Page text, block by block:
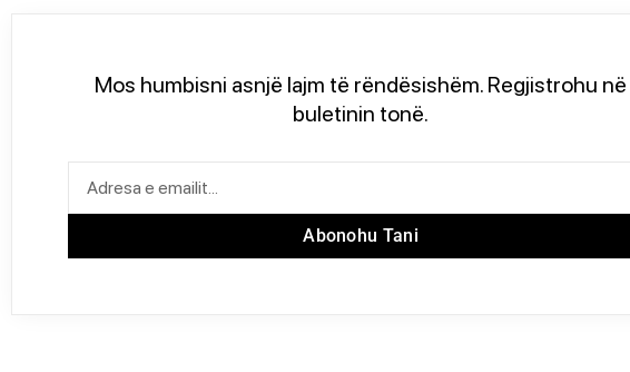
Mos humbisni asnjë lajm të rëndësishëm. Regjistrohu në
buletinin tonë.
Abonohu Tani